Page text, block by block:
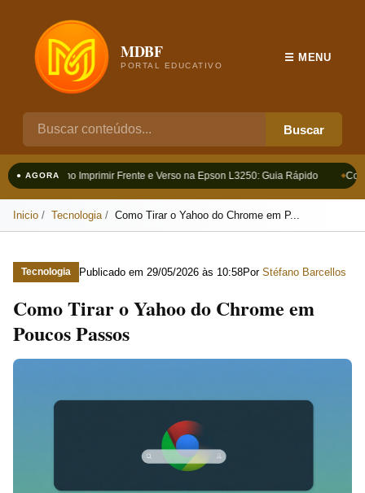
MDBF
PORTAL EDUCATIVO
Buscar
☰ MENU
● AGORAComo Imprimir Frente e Verso na Epson L3250: Guia Rápido
Inicio Tecnologia Como Tirar o Yahoo do Chrome em P...
Tecnologia Publicado em 29/05/2026 às 10:58Por Stéfano Barcellos
Como Tirar o Yahoo do Chrome em
Poucos Passos